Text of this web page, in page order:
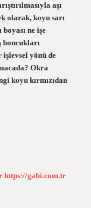
aşı
olarak, koyu sarı
ne işe
boncukları
yönü de
Okra
koyu kırmızıdan
https://gabi.com.tr